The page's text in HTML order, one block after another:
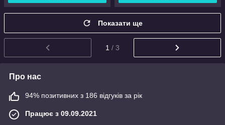
Показати ще
1 / 3
Про нас
94% позитивних з 186 відгуків за рік
Працює з 09.09.2021